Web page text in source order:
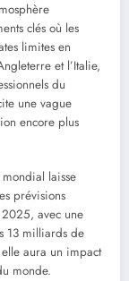
clés où les
limites en
et l’Italie,
du
une vague
encore plus
laisse
prévisions
2025, avec une
13 milliards de
aura un impact
monde.